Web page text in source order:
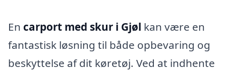
En carport med skur i Gjøl kan være en
fantastisk løsning til både opbevaring og
beskyttelse af dit køretøj. Ved at indhente